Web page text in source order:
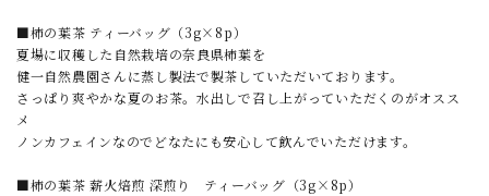
■柿の葉茶 ティーバッグ（3g×8p）
夏場に収穫した自然栽培の奈良県柿葉を
健一自然農園さんに蒸し製法で製茶していただいております。
さっぱり爽やかな夏のお茶。水出しで召し上がっていただくのがオスス
メ
ノンカフェインなのでどなたにも安心して飲んでいただけます。
■柿の葉茶 薪火焙煎 深煎り ティーバッグ（3g×8p）